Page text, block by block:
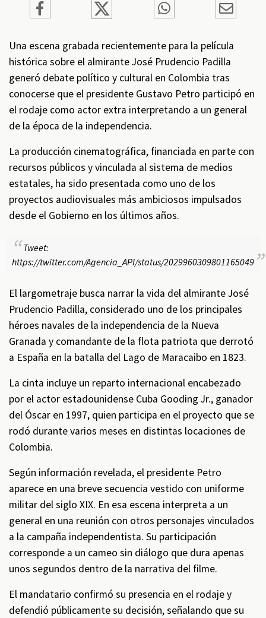
Una escena grabada recientemente para la película
histórica sobre el almirante José Prudencio Padilla
generó debate político y cultural en Colombia tras
conocerse que el presidente Gustavo Petro participó en
el rodaje como actor extra interpretando a un general
de la época de la independencia.
La producción cinematográfica, financiada en parte con
recursos públicos y vinculada al sistema de medios
estatales, ha sido presentada como uno de los
proyectos audiovisuales más ambiciosos impulsados
desde el Gobierno en los últimos años.
Tweet:
https://twitter.com/Agencia_API/status/2029960309801165049
El largometraje busca narrar la vida del almirante José
Prudencio Padilla, considerado uno de los principales
héroes navales de la independencia de la Nueva
Granada y comandante de la flota patriota que derrotó
a España en la batalla del Lago de Maracaibo en 1823.
La cinta incluye un reparto internacional encabezado
por el actor estadounidense Cuba Gooding Jr., ganador
del Óscar en 1997, quien participa en el proyecto que se
rodó durante varios meses en distintas locaciones de
Colombia.
Según información revelada, el presidente Petro
aparece en una breve secuencia vestido con uniforme
militar del siglo XIX. En esa escena interpreta a un
general en una reunión con otros personajes vinculados
a la campaña independentista. Su participación
corresponde a un cameo sin diálogo que dura apenas
unos segundos dentro de la narrativa del filme.
El mandatario confirmó su presencia en el rodaje y
defendió públicamente su decisión, señalando que su